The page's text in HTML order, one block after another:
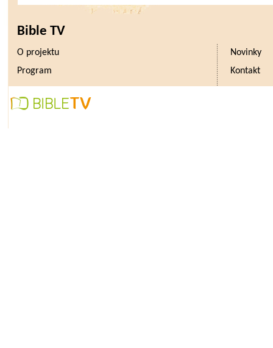
Bible TV
O projektu
Novinky
Program
Kontakt